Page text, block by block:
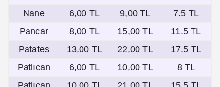
Nane 6,00 TL 9,00 TL
7.5 TL
Pancar
8,00 TL 15,00 TL
11.5 TL
Patates
13,00 TL 22,00 TL
17.5 TL
Patlıcan
6,00 TL 10,00 TL
8 TL
Patlıcan
10,00 TL 21,00 TL 15.5 TL